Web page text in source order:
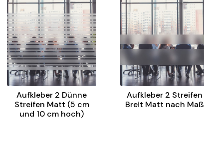
Aufkleber 2 Dünne
Streifen Matt (5 cm
und 10 cm hoch)
Aufkleber 2 Streifen
Breit Matt nach Maß